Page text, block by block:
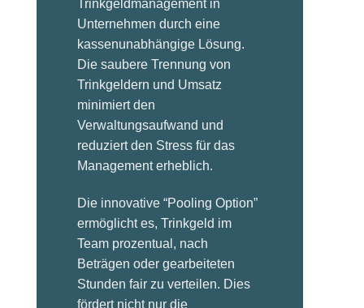
Trinkgeldmanagement in
Unternehmen durch eine
kassenunabhängige Lösung.
Die saubere Trennung von
Trinkgeldern und Umsatz
minimiert den
Verwaltungsaufwand und
reduziert den Stress für das
Management erheblich.
Die innovative “Pooling Option”
ermöglicht es, Trinkgeld im
Team prozentual, nach
Beträgen oder gearbeiteten
Stunden fair zu verteilen. Dies
fördert nicht nur die
Insgesamt müssen
das Vertrauen von Kunden nicht
als selbstverständlich
angesehen werden kann. Es
Pflege und Investition in
Diejenigen, die diese Prinzipien
in ihre Marketingstrategien
integrieren, werden nicht nur die
heutigen Konsumenten
beeindrucken, sondern auch die
Grundlage für eine erfolgreiche
Zukunft schaffen.
In der heutigen Zeit ist die
komplexen Prozess geworden.
NFC Aufsteller in Verbindung
mit QR Codes oder NFC
revolutionäre Lösung, um
gestalten.
Die Integration von NFC
Aufstellern und QR Codes
schafft nicht nur einen
persönlichen Bezug, sondern